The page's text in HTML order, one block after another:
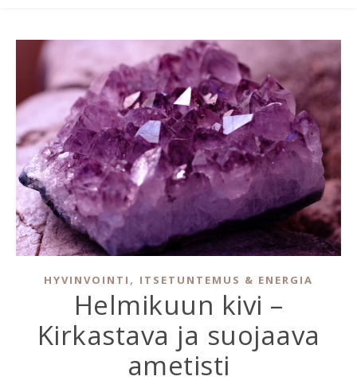
HYVINVOINTI , ITSETUNTEMUS & ENERGIA
Helmikuun kivi –
Kirkastava ja suojaava
ametisti